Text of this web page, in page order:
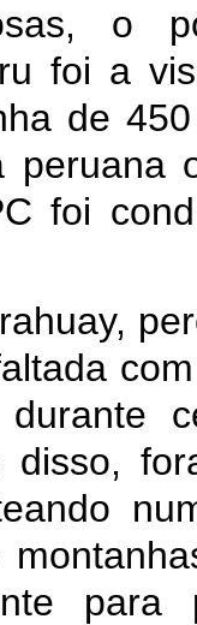
o
foi a
de
peruana
foi
disso,
para